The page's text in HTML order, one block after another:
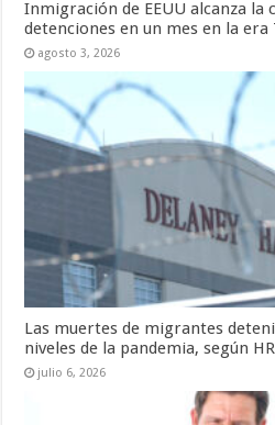
Inmigración de EEUU alcanza la
detenciones en un mes en la era
agosto 3, 2026
Las muertes de migrantes
niveles de la pandemia, según
julio 6, 2026